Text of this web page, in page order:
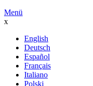
Menü
x
English
Deutsch
Español
Français
Italiano
Polski